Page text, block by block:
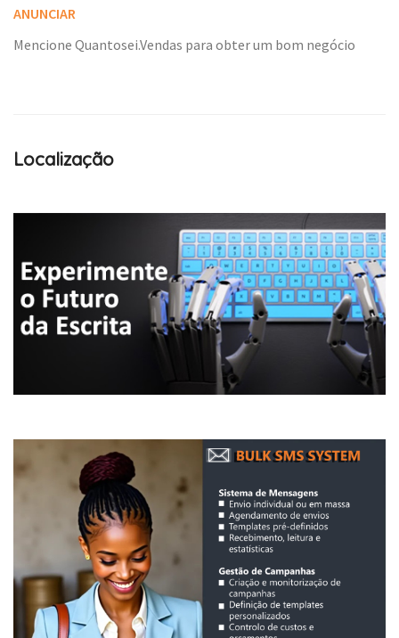
ANUNCIAR
Mencione Quantosei.Vendas para obter um bom negócio
Localização